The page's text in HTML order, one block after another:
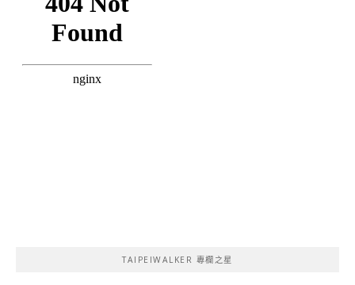
TAIPEIWALKER 專欄之星